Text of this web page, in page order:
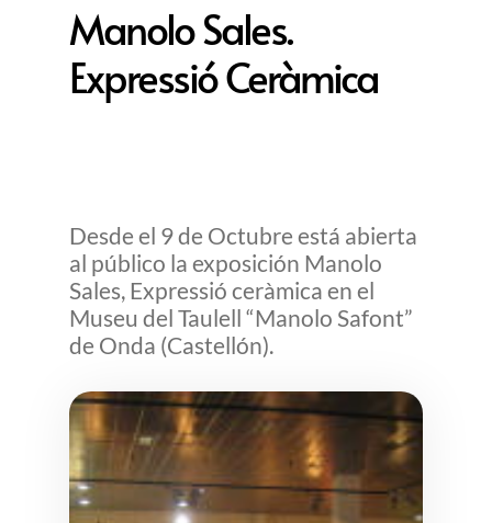
Manolo Sales.
Expressió Ceràmica
Desde el 9 de Octubre está abierta
al público la exposición Manolo
Sales, Expressió ceràmica en el
Museu del Taulell “Manolo Safont”
de Onda (Castellón).